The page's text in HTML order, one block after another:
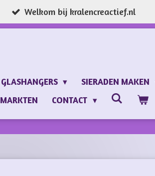
Welkom bij kralencreactief.nl
GLASHANGERS SIERADEN MAKEN
MARKTEN CONTACT